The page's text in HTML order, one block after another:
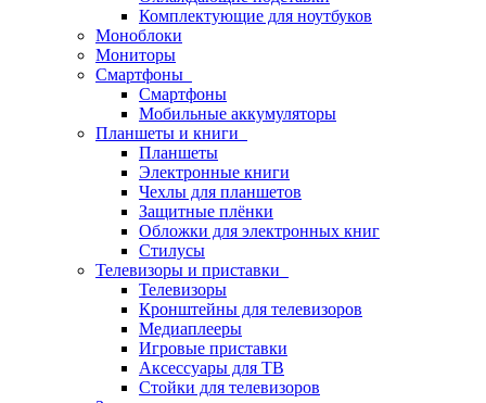
Комплектующие для ноутбуков
Моноблоки
Мониторы
Смартфоны
Смартфоны
Мобильные аккумуляторы
Планшеты и книги
Планшеты
Электронные книги
Чехлы для планшетов
Защитные плёнки
Обложки для электронных книг
Стилусы
Телевизоры и приставки
Телевизоры
Кронштейны для телевизоров
Медиаплееры
Игровые приставки
Аксессуары для ТВ
Стойки для телевизоров